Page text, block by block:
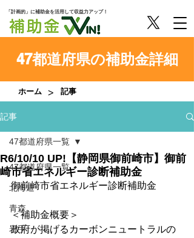
「計画的」に補助金を活用して収益力アップ！
47都道府県の補助金詳細
ホーム > 記事
記事
47都道府県一覧
北海道
青森
岩手
47都道府県一覧
R6/10/10 UP!【静岡県御前崎市】御前
崎市省エネルギー診断補助金
御前崎市省エネルギー診断補助金
＜補助金概要＞
政府が掲げるカーボンニュートラルの